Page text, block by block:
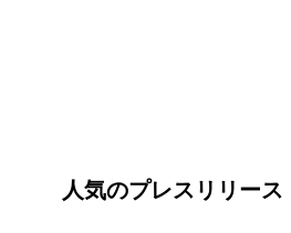
人気のプレスリリース